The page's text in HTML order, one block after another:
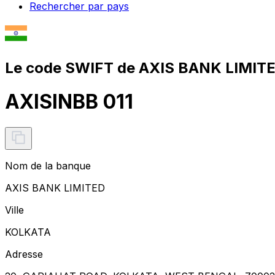
Rechercher par pays
Le code SWIFT de AXIS BANK
AXISINBB 011
Nom de la banque
AXIS BANK LIMITED
Ville
KOLKATA
Adresse